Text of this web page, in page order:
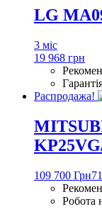
LG
3 міс
19 968 грн
Распродажа!
109 700 Грн
Робота